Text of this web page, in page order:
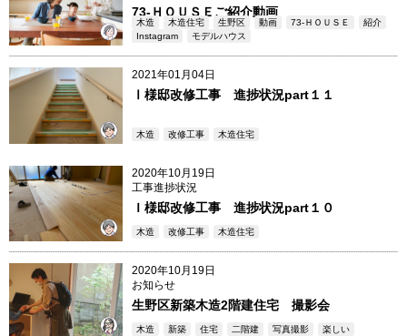
member1
73-ＨＯＵＳＥご紹介動画
木造 木造住宅 生野区 動画 73-ＨＯＵＳＥ
紹介
Instagram
モデルハウス
member3
2021年01月04日
Ⅰ様邸改修工事 進捗状況part１１
木造 改修工事 木造住宅
member3
2020年10月19日
工事進捗状況
Ｉ様邸改修工事 進捗状況part１０
木造 改修工事 木造住宅
2020年10月19日
お知らせ
生野区新築木造2階建住宅 撮影会
木造 新築 住宅 二階建 写真撮影 楽しい